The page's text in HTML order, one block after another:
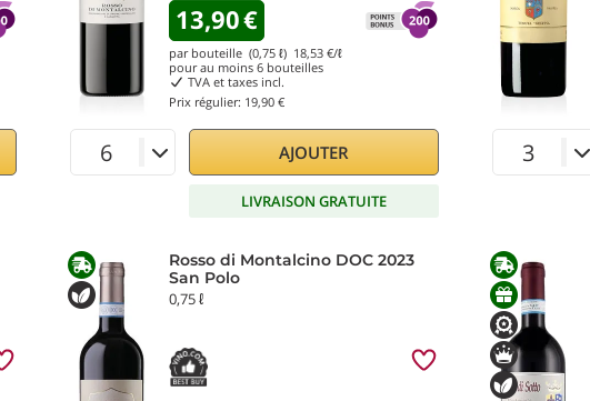
13,90€
par bouteille (0,75 ℓ) 18,53 €/ℓ
pour au moins 6 bouteilles
TVA et taxes incl.
Prix régulier: 19,90 €
AJOUTER
LIVRAISON GRATUITE
Rosso di Montalcino DOC 2023
San Polo
0,75 ℓ